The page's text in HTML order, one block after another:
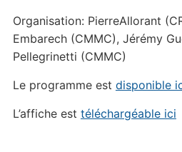
Organisation: PierreAllorant
Embarech (CMMC), Jérémy
Pellegrinetti (CMMC)
Le programme est disponible
L’affiche est téléchargéable ici